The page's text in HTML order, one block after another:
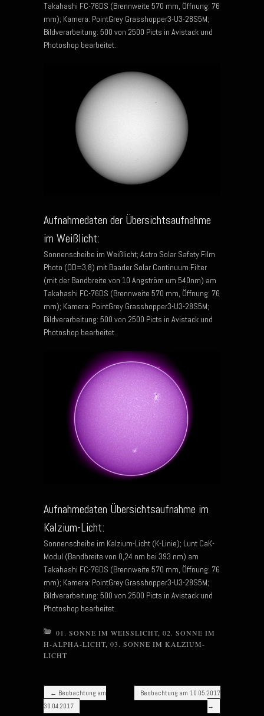
Takahashi FC-76DS (Brennweite 570 mm, Öffnung: 76
mm); Kamera: PointGrey Grasshopper3-U3-28S5M;
Bildverarbeitung: 500 von 2500 Picts in Avistack und
Photoshop bearbeitet.
Aufnahmedaten der Übersichtsaufnahme
im Weißlicht:
Sonnenscheibe im Weißlicht; Astro Solar Safety Film
Photo (OD=3,8) mit Baader Solar Continuum Filter
(mit der Bandbreite von 10 Angström um 540nm) am
Takahashi FC-76DS (Brennweite 570 mm, Öffnung: 76
mm); Kamera: PointGrey Grasshopper3-U3-28S5M;
Bildverarbeitung: 500 von 2500 Picts in Avistack und
Photoshop bearbeitet.
Aufnahmedaten Übersichtsaufnahme im
Kalzium-Licht:
Sonnenscheibe im Kalzium-Licht (K-Linie); Lunt CaK-
Modul (Bandbreite von 0,24 nm bei 393 nm) am
Takahashi FC-76DS (Brennweite 570 mm, Öffnung: 76
mm); Kamera: PointGrey Grasshopper3-U3-28S5M;
Bildverarbeitung: 500 von 2500 Picts in Avistack und
Photoshop bearbeitet.
01. SONNE IM WEISSLICHT 02. SONNE IM
H-ALPHA-LICHT 03. SONNE IM KALZIUM-
LICHT
Post navigation
← Beobachtung am
30.04.2017
Beobachtung am 10.05.2017
→